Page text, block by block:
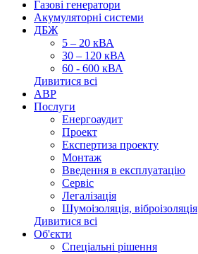
Газові генератори
Акумуляторні системи
ДБЖ
5 – 20 кВА
30 – 120 кВА
60 - 600 кВА
Дивитися всі
АВР
Послуги
Енергоаудит
Проект
Експертиза проекту
Монтаж
Введення в експлуатацію
Сервіс
Легалізація
Шумоізоляція, віброізоляція
Дивитися всі
Об'єкти
Спеціальні рішення